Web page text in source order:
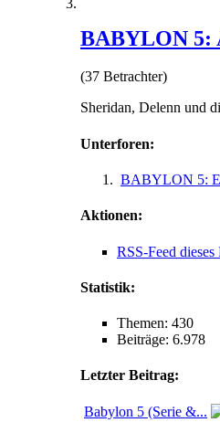
BABYLON 5:
(37 Betrachter)
Sheridan, Delenn und
Unterforen:
BABYLON 5:
Aktionen:
RSS-Feed dieses
Statistik:
Themen: 430
Beiträge: 6.978
Letzter Beitrag:
Babylon 5 (Serie &...